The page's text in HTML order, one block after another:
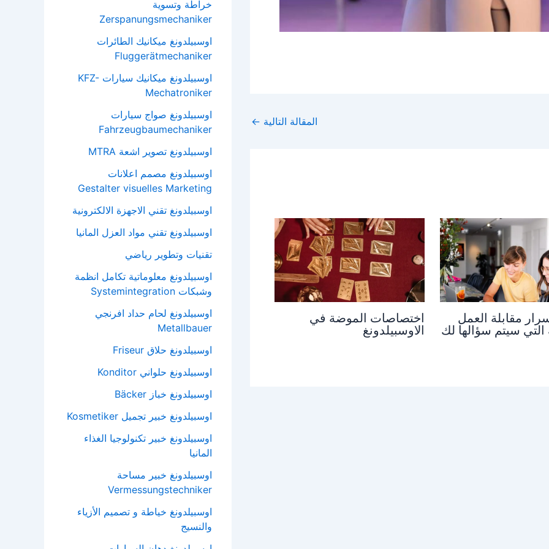
المقالة التالية ←
مقابلة العمل
التي سيتم سؤالها لك
اختصاصات الموضة في
الاوسبيلدونغ
خراطة وتسوية
Zerspanungsmechaniker
اوسبيلدونغ ميكانيك الطائرات
Fluggerätmechaniker
اوسبيلدونغ ميكانيك سيارات KFZ-
Mechatroniker
اوسبيلدونغ صواج سيارات
Fahrzeugbaumechaniker
اوسبيلدونغ تصوير اشعة MTRA
اوسبيلدونغ مصمم اعلانات
Gestalter visuelles Marketing
اوسبيلدونغ تقني الاجهزة الالكترونية
اوسبيلدونغ تقني مواد العزل المانيا
تقنيات وتطوير رياضي
اوسبيلدونغ معلوماتية تكامل انظمة
وشبكات Systemintegration
اوسبيلدونغ لحام حداد افرنجي
Metallbauer
اوسبيلدونغ حلاق Friseur
اوسبيلدونغ حلواني Konditor
اوسبيلدونغ خباز Bäcker
اوسبيلدونغ خبير تجميل Kosmetiker
اوسبيلدونغ خبير تكنولوجيا الغذاء
المانيا
اوسبيلدونغ خبير مساحة
Vermessungstechniker
اوسبيلدونغ خياطة و تصميم الأزياء
والنسيج